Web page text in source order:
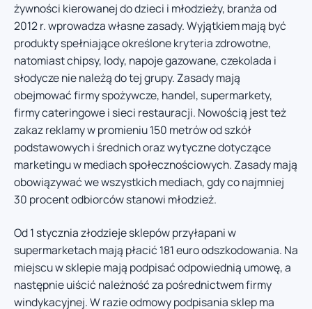
żywności kierowanej do dzieci i młodzieży, branża od
2012 r. wprowadza własne zasady. Wyjątkiem mają być
produkty spełniające określone kryteria zdrowotne,
natomiast chipsy, lody, napoje gazowane, czekolada i
słodycze nie należą do tej grupy. Zasady mają
obejmować firmy spożywcze, handel, supermarkety,
firmy cateringowe i sieci restauracji. Nowością jest też
zakaz reklamy w promieniu 150 metrów od szkół
podstawowych i średnich oraz wytyczne dotyczące
marketingu w mediach społecznościowych. Zasady mają
obowiązywać we wszystkich mediach, gdy co najmniej
30 procent odbiorców stanowi młodzież.
Od 1 stycznia złodzieje sklepów przyłapani w
supermarketach mają płacić 181 euro odszkodowania. Na
miejscu w sklepie mają podpisać odpowiednią umowę, a
następnie uiścić należność za pośrednictwem firmy
windykacyjnej. W razie odmowy podpisania sklep ma